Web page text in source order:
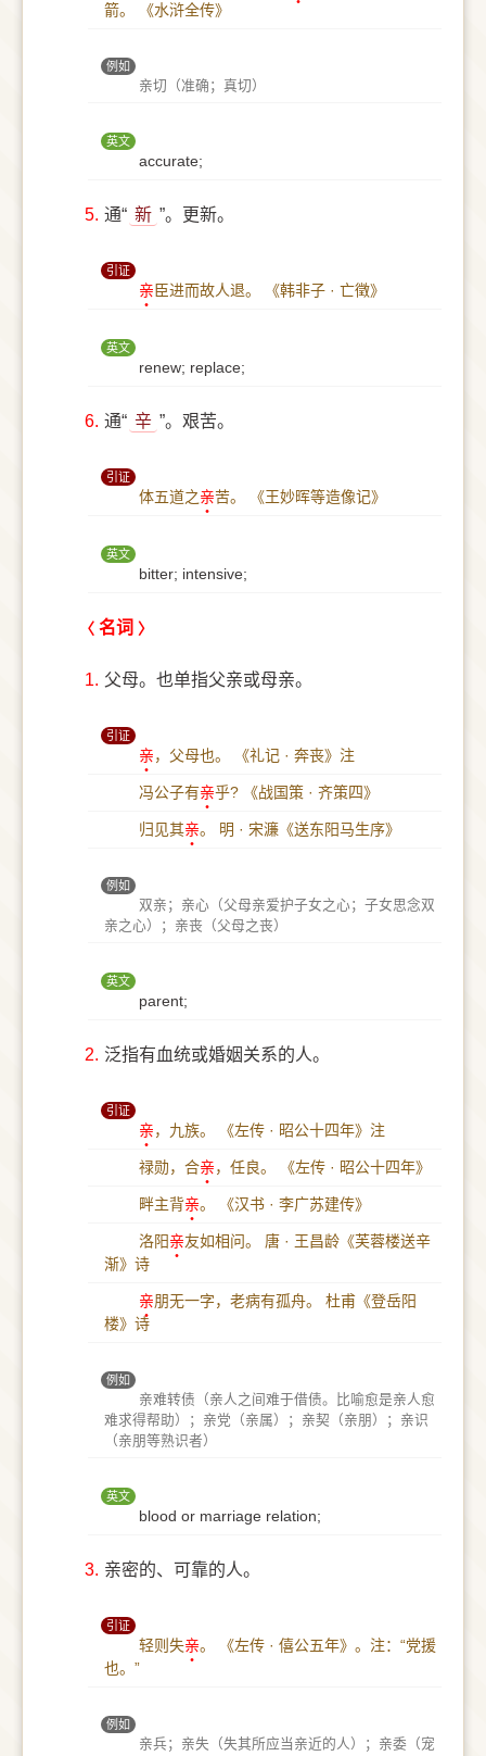
箭。
《水浒全传》
例如
亲切（准确；真切）
英文
accurate;
5. 通“ 新 ”。更新。
引证
亲臣进而故人退。 《韩非子 · 亡徵》
英文
renew; replace;
6. 通“ 辛 ”。艰苦。
引证
体五道之亲苦。 《王妙晖等造像记》
英文
bitter; intensive;
名词
1. 父母。也单指父亲或母亲。
引证
亲，父母也。 《礼记 · 奔丧》注
冯公子有亲乎? 《战国策 · 齐策四》
归见其亲。 明 · 宋濂《送东阳马生序》
例如
双亲；亲心（父母亲爱护子女之心；子女思念双
亲之心）；亲丧（父母之丧）
英文
parent;
2. 泛指有血统或婚姻关系的人。
引证
亲，九族。 《左传 · 昭公十四年》注
禄勋，合亲，任良。 《左传 · 昭公十四年》
畔主背亲。 《汉书 · 李广苏建传》
洛阳亲友如相问。 唐 · 王昌龄《芙蓉楼送辛
渐》诗
亲朋无一字，老病有孤舟。 杜甫《登岳阳
楼》诗
例如
亲难转债（亲人之间难于借债。比喻愈是亲人愈
难求得帮助）；亲党（亲属）；亲契（亲朋）；亲识
（亲朋等熟识者）
英文
blood or marriage relation;
3. 亲密的、可靠的人。
引证
轻则失亲。
《左传 · 僖公五年》。注：“党援
也。”
例如
亲兵；亲失（失其所应当亲近的人）；亲委（宠